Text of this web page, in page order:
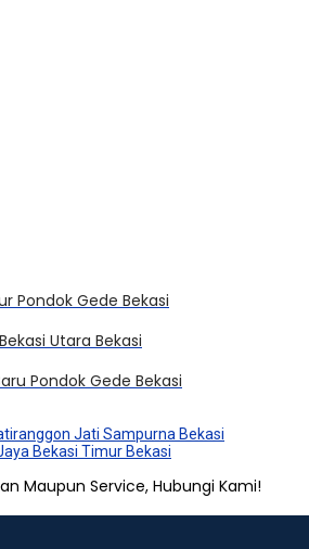
Pondok Gede Bekasi
Utara Bekasi
Pondok Gede Bekasi
Jati Sampurna Bekasi
Bekasi Timur Bekasi
Maupun Service, Hubungi Kami!